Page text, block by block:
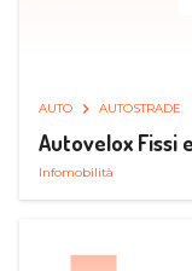
AUTO AUTOSTRADE
Autovelox Fissi
Infomobilità